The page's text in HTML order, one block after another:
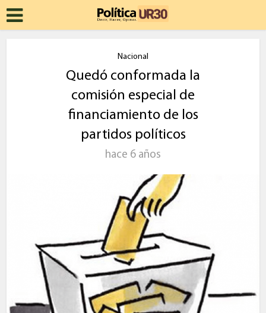
Nacional
Quedó conformada la
comisión especial de
financiamiento de los
partidos políticos
hace 6 años